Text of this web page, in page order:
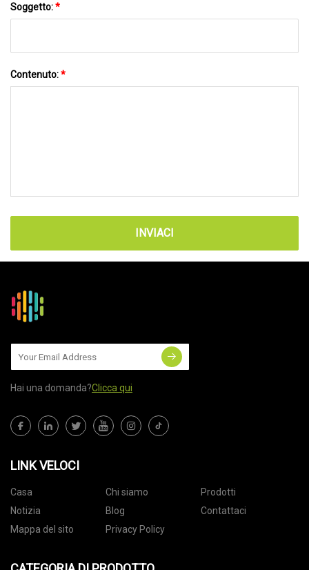
Soggetto:*
Contenuto:*
INVIACI
Hai una domanda?Clicca qui
LINK VELOCI
Casa Chi siamo
Prodotti
Notizia
Blog
Contattaci
Mappa del sito
Privacy Policy